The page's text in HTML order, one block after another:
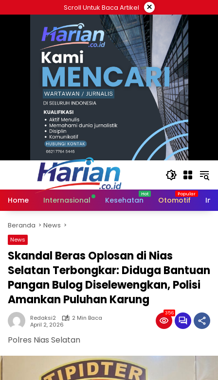
ke
Scroll Untuk Baca Artikel ×
Home Internasional Kesehatan Otomotif
Beranda News
News
Skandal Beras Oplosan di Nias
Selatan Terbongkar: Diduga Bantuan
Pangan Bulog Diselewengkan, Polisi
Amankan Puluhan Karung
Redaksi2
2 Min Baca
April 2, 2026
356
Polres Nias Selatan